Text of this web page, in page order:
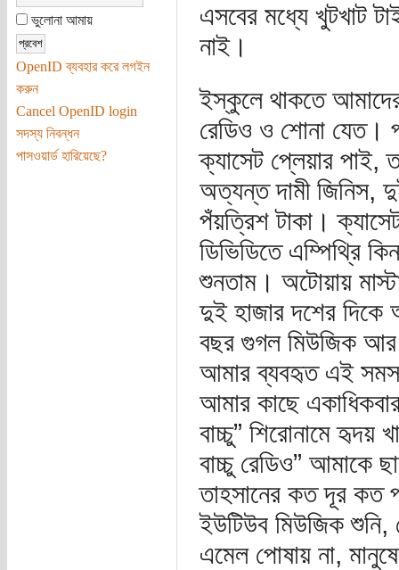
ভুলোনা আমায়
OpenID ব্যবহার করে লগইন
করুন
Cancel OpenID login
সদস্য নিবন্ধন
পাসওয়ার্ড হারিয়েছে?
এসবের মধ্যে খুটখাট
নাই।
ইস্কুলে থাকতে
রেডিও ও শোনা যেত।
ক্যাসেট প্লেয়ার পাই,
অত্যন্ত দামী জিনিস,
পঁয়ত্রিশ টাকা।
ডিভিডিতে এম্পিথ্রি
শুনতাম। অটোয়ায়
দুই হাজার দশের
বছর গুগল মিউজিক আর
আমার ব্যবহৃত এই
আমার কাছে
বাচ্চু” শিরোনামে
বাচ্চু রেডিও” আমাকে
তাহসানের কত দূর কত
ইউটিউব মিউজিক শুনি,
এমেল পোষায় না,